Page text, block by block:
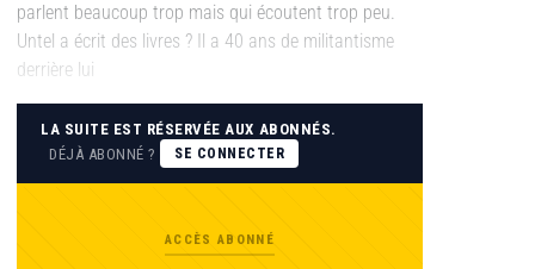
parlent beaucoup trop mais qui écoutent trop peu.
Untel a écrit des livres ? Il a 40 ans de militantisme
derrière lui
LA SUITE EST RÉSERVÉE AUX ABONNÉS.
DÉJÀ ABONNÉ ?
SE CONNECTER
ACCÈS ABONNÉ